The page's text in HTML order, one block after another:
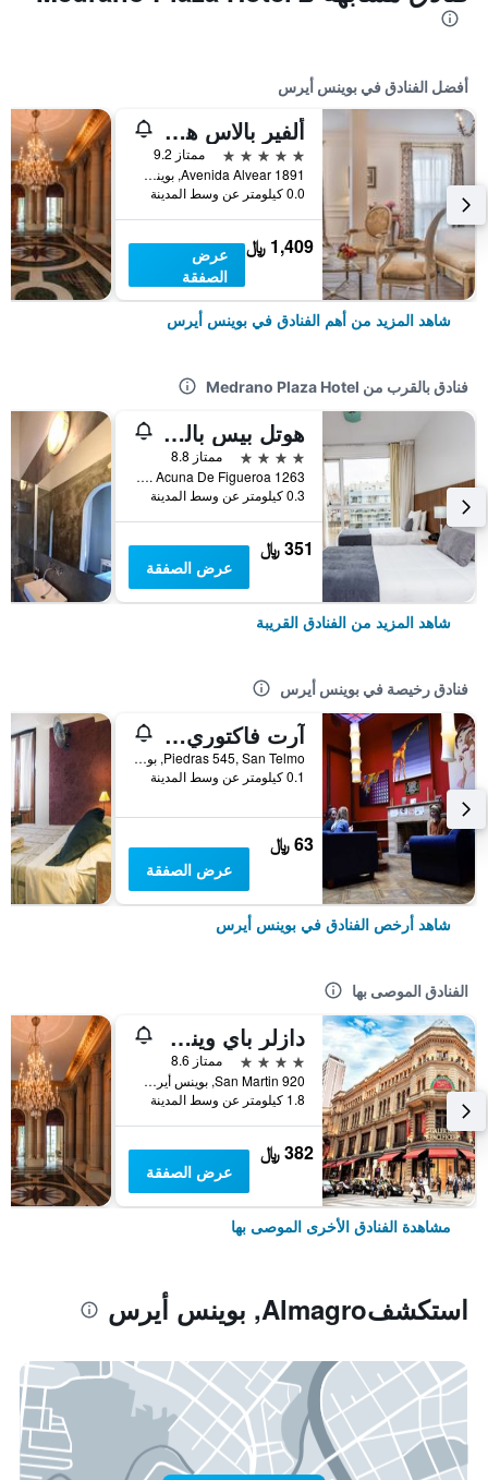
أفضل الفنادق في بوينس أيرس
ألفير بالاس هوتل
5 نجوم
ممتاز 9.2
Avenida Alvear 1891, بوينس أيرس, Capital Federal District, الأرجنتين
0.0 كيلومتر عن وسط المدينة
1,409 ﷼
عرض
الصفقة
شاهد المزيد من أهم الفنادق في بوينس أيرس
فنادق بالقرب من Medrano Plaza Hotel
هوتل بيس باليرمو
4 نجوم
ممتاز 8.8
Fco. Acuna De Figueroa 1263, بوينس أيرس, Capital Federal District, الأرجنتين
0.3 كيلومتر عن وسط المدينة
351 ﷼
عرض الصفقة
شاهد المزيد من الفنادق القريبة
فنادق رخيصة في بوينس أيرس
آرت فاكتوري سان تيلمو
Piedras 545, San Telmo, بوينس أيرس, Capital Federal District, الأرجنتين
0.1 كيلومتر عن وسط المدينة
63 ﷼
عرض الصفقة
شاهد أرخص الفنادق في بوينس أيرس
الفنادق الموصى بها
دازلر باي ويندام بوينوس أيريس سان مارتين
4 نجوم
ممتاز 8.6
San Martin 920, بوينس أيرس, Capital Federal District, الأرجنتين
1.8 كيلومتر عن وسط المدينة
382 ﷼
عرض الصفقة
مشاهدة الفنادق الأخرى الموصى بها
استكشفAlmagro, بوينس أيرس